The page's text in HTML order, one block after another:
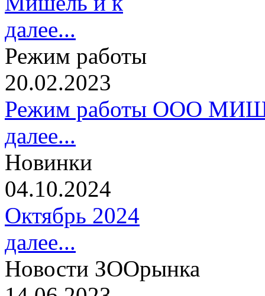
далее...
Режим работы
20.02.2023
Режим работы ООО
далее...
Новинки
04.10.2024
Октябрь 2024
далее...
Новости ЗООрынка